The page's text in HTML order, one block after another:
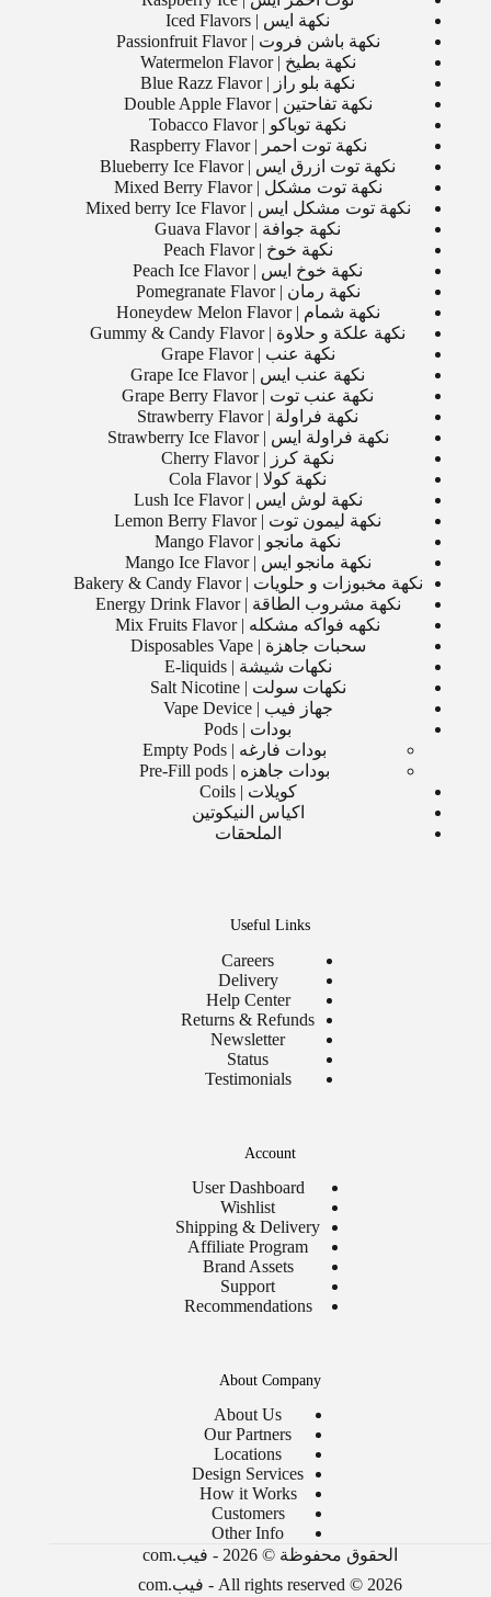
نكهة ايس | Iced Flavors
نكهة باشن فروت | Passionfruit Flavor
نكهة بطيخ | Watermelon Flavor
نكهة بلو راز | Blue Razz Flavor
نكهة تفاحتين | Double Apple Flavor
نكهة توباكو | Tobacco Flavor
نكهة توت احمر | Raspberry Flavor
نكهة توت ازرق ايس | Blueberry Ice Flavor
نكهة توت مشكل | Mixed Berry Flavor
نكهة توت مشكل ايس | Mixed berry Ice Flavor
نكهة جوافة | Guava Flavor
نكهة خوخ | Peach Flavor
نكهة خوخ ايس | Peach Ice Flavor
نكهة رمان | Pomegranate Flavor
نكهة شمام | Honeydew Melon Flavor
نكهة علكة و حلاوة | Gummy & Candy Flavor
نكهة عنب | Grape Flavor
نكهة عنب ايس | Grape Ice Flavor
نكهة عنب توت | Grape Berry Flavor
نكهة فراولة | Strawberry Flavor
نكهة فراولة ايس | Strawberry Ice Flavor
نكهة كرز | Cherry Flavor
نكهة كولا | Cola Flavor
نكهة لوش ايس | Lush Ice Flavor
نكهة ليمون توت | Lemon Berry Flavor
نكهة مانجو | Mango Flavor
نكهة مانجو ايس | Mango Ice Flavor
نكهة مخبوزات و حلويات | Bakery & Candy Flavor
نكهة مشروب الطاقة | Energy Drink Flavor
نكهه فواكه مشكله | Mix Fruits Flavor
سحبات جاهزة | Disposables Vape
نكهات شيشة | E-liquids
نكهات سولت | Salt Nicotine
جهاز فيب | Vape Device
بودات | Pods
بودات فارغه | Empty Pods
بودات جاهزه | Pre-Fill pods
كويلات | Coils
اكياس النيكوتين
الملحقات
Useful Links
Careers
Delivery
Help Center
Returns & Refunds
Newsletter
Status
Testimonials
Account
User Dashboard
Wishlist
Shipping & Delivery
Affiliate Program
Brand Assets
Support
Recommendations
About Company
About Us
Our Partners
Locations
Design Services
How it Works
Customers
Other Info
الحقوق محفوظة © 2026 - فيب.com
All rights reserved © 2026 - فيب.com